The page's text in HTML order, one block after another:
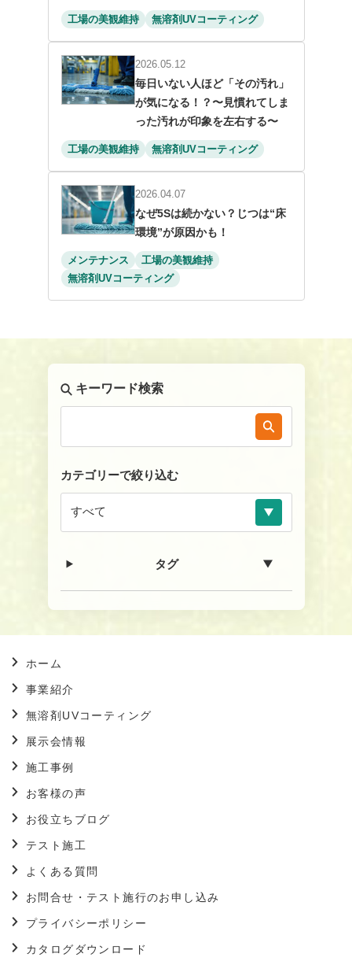
工場の美観維持 無溶剤UVコーティング
2026.05.12
毎日いない人ほど「その汚れ」
が気になる！？〜見慣れてしま
った汚れが印象を左右する〜
工場の美観維持 無溶剤UVコーティング
2026.04.07
なぜ5Sは続かない？じつは“床
環境”が原因かも！
メンテナンス
工場の美観維持
無溶剤UVコーティング
キーワード検索
カテゴリーで絞り込む
タグ
ホーム
事業紹介
無溶剤UVコーティング
展示会情報
施工事例
お客様の声
お役立ちブログ
テスト施工
よくある質問
お問合せ・テスト施行のお申し込み
プライバシーポリシー
カタログダウンロード